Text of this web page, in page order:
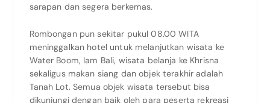
sarapan dan segera berkemas.
Rombongan pun sekitar pukul 08.00 WITA
meninggalkan hotel untuk melanjutkan wisata ke
Water Boom, Iam Bali, wisata belanja ke Khrisna
sekaligus makan siang dan objek terakhir adalah
Tanah Lot. Semua objek wisata tersebut bisa
dikunjungi dengan baik oleh para peserta rekreasi